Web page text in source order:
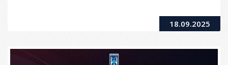
18.09.2025